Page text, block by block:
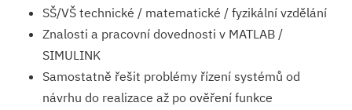
SŠ/VŠ technické / matematické / fyzikální vzdělání
Znalosti a pracovní dovednosti v MATLAB /
SIMULINK
Samostatně řešit problémy řízení systémů od
návrhu do realizace až po ověření funkce